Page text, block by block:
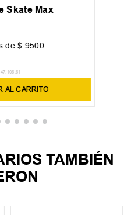
Skate Max
de$ 9500
47 106 61
AL CARRITO
TAMBIÉN